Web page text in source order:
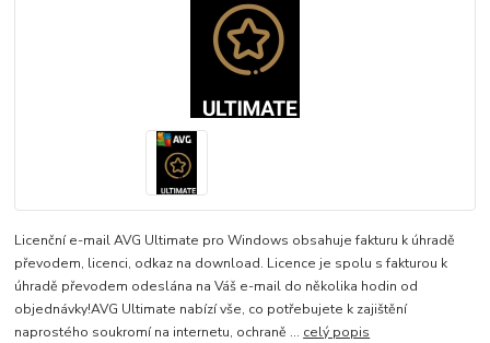
Licenční e-mail AVG Ultimate pro Windows obsahuje fakturu k úhradě
převodem, licenci, odkaz na download. Licence je spolu s fakturou k
úhradě převodem odeslána na Váš e-mail do několika hodin od
objednávky!AVG Ultimate nabízí vše, co potřebujete k zajištění
naprostého soukromí na internetu, ochraně ... celý popis